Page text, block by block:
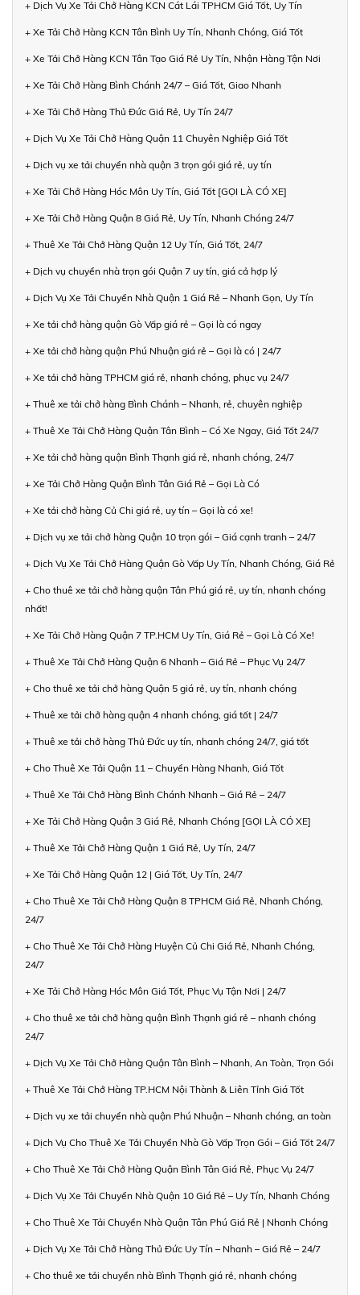
+ Dịch Vụ Xe Tải Chở Hàng KCN Cát Lái TPHCM Giá Tốt, Uy Tín
+ Xe Tải Chở Hàng KCN Tân Bình Uy Tín, Nhanh Chóng, Giá Tốt
+ Xe Tải Chở Hàng KCN Tân Tạo Giá Rẻ Uy Tín, Nhận Hàng Tận Nơi
+ Xe Tải Chở Hàng Bình Chánh 24/7 – Giá Tốt, Giao Nhanh
+ Xe Tải Chở Hàng Thủ Đức Giá Rẻ, Uy Tín 24/7
+ Dịch Vụ Xe Tải Chở Hàng Quận 11 Chuyên Nghiệp Giá Tốt
+ Dịch vụ xe tải chuyển nhà quận 3 trọn gói giá rẻ, uy tín
+ Xe Tải Chở Hàng Hóc Môn Uy Tín, Giá Tốt [GỌI LÀ CÓ XE]
+ Xe Tải Chở Hàng Quận 8 Giá Rẻ, Uy Tín, Nhanh Chóng 24/7
+ Thuê Xe Tải Chở Hàng Quận 12 Uy Tín, Giá Tốt, 24/7
+ Dịch vụ chuyển nhà trọn gói Quận 7 uy tín, giá cả hợp lý
+ Dịch Vụ Xe Tải Chuyển Nhà Quận 1 Giá Rẻ – Nhanh Gọn, Uy Tín
+ Xe tải chở hàng quận Gò Vấp giá rẻ – Gọi là có ngay
+ Xe tải chở hàng quận Phú Nhuận giá rẻ – Gọi là có | 24/7
+ Xe tải chở hàng TPHCM giá rẻ, nhanh chóng, phục vụ 24/7
+ Thuê xe tải chở hàng Bình Chánh – Nhanh, rẻ, chuyên nghiệp
+ Thuê Xe Tải Chở Hàng Quận Tân Bình – Có Xe Ngay, Giá Tốt 24/7
+ Xe tải chở hàng quận Bình Thạnh giá rẻ, nhanh chóng, 24/7
+ Xe Tải Chở Hàng Quận Bình Tân Giá Rẻ – Gọi Là Có
+ Xe tải chở hàng Củ Chi giá rẻ, uy tín – Gọi là có xe!
+ Dịch vụ xe tải chở hàng Quận 10 trọn gói – Giá cạnh tranh – 24/7
+ Dịch Vụ Xe Tải Chở Hàng Quận Gò Vấp Uy Tín, Nhanh Chóng, Giá Rẻ
+ Cho thuê xe tải chở hàng quận Tân Phú giá rẻ, uy tín, nhanh chóng
nhất!
+ Xe Tải Chở Hàng Quận 7 TP.HCM Uy Tín, Giá Rẻ – Gọi Là Có Xe!
+ Thuê Xe Tải Chở Hàng Quận 6 Nhanh – Giá Rẻ – Phục Vụ 24/7
+ Cho thuê xe tải chở hàng Quận 5 giá rẻ, uy tín, nhanh chóng
+ Thuê xe tải chở hàng quận 4 nhanh chóng, giá tốt | 24/7
+ Thuê xe tải chở hàng Thủ Đức uy tín, nhanh chóng 24/7, giá tốt
+ Cho Thuê Xe Tải Quận 11 – Chuyển Hàng Nhanh, Giá Tốt
+ Thuê Xe Tải Chở Hàng Bình Chánh Nhanh – Giá Rẻ – 24/7
+ Xe Tải Chở Hàng Quận 3 Giá Rẻ, Nhanh Chóng [GỌI LÀ CÓ XE]
+ Thuê Xe Tải Chở Hàng Quận 1 Giá Rẻ, Uy Tín, 24/7
+ Xe Tải Chở Hàng Quận 12 | Giá Tốt, Uy Tín, 24/7
+ Cho Thuê Xe Tải Chở Hàng Quận 8 TPHCM Giá Rẻ, Nhanh Chóng,
24/7
+ Cho Thuê Xe Tải Chở Hàng Huyện Củ Chi Giá Rẻ, Nhanh Chóng,
24/7
+ Xe Tải Chở Hàng Hóc Môn Giá Tốt, Phục Vụ Tận Nơi | 24/7
+ Cho thuê xe tải chở hàng quận Bình Thạnh giá rẻ – nhanh chóng
24/7
+ Dịch Vụ Xe Tải Chở Hàng Quận Tân Bình – Nhanh, An Toàn, Trọn Gói
+ Thuê Xe Tải Chở Hàng TP.HCM Nội Thành & Liên Tỉnh Giá Tốt
+ Dịch vụ xe tải chuyển nhà quận Phú Nhuận – Nhanh chóng, an toàn
+ Dịch Vụ Cho Thuê Xe Tải Chuyển Nhà Gò Vấp Trọn Gói – Giá Tốt 24/7
+ Cho Thuê Xe Tải Chở Hàng Quận Bình Tân Giá Rẻ, Phục Vụ 24/7
+ Dịch Vụ Xe Tải Chuyển Nhà Quận 10 Giá Rẻ – Uy Tín, Nhanh Chóng
+ Cho Thuê Xe Tải Chuyển Nhà Quận Tân Phú Giá Rẻ | Nhanh Chóng
+ Dịch Vụ Xe Tải Chở Hàng Thủ Đức Uy Tín – Nhanh – Giá Rẻ – 24/7
+ Cho thuê xe tải chuyển nhà Bình Thạnh giá rẻ, nhanh chóng